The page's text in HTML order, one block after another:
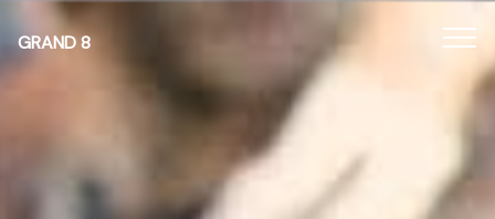
Panneau de gestion des cookies
GRAND 8